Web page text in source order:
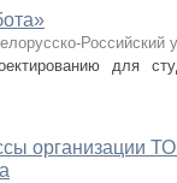
Российский
для
организации